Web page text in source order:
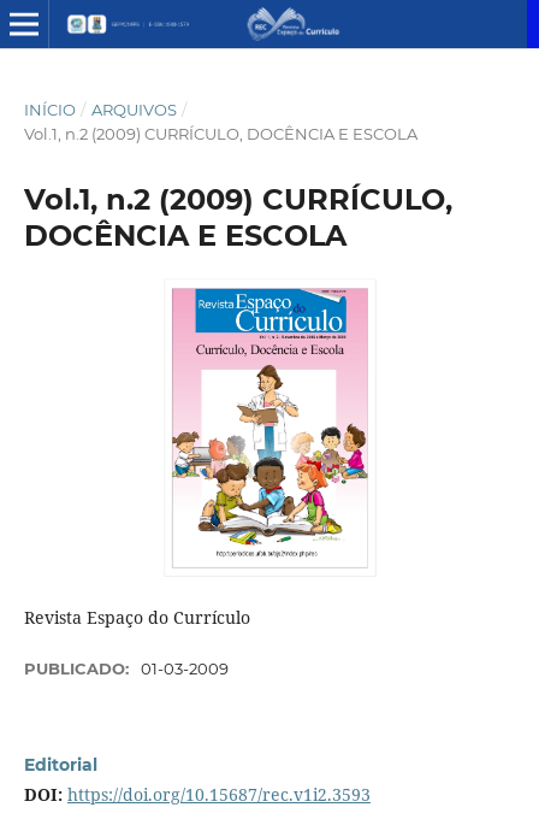
INÍCIO / ARQUIVOS /
Vol.1, n.2 (2009) CURRÍCULO, DOCÊNCIA E ESCOLA
Vol.1, n.2 (2009) CURRÍCULO,
DOCÊNCIA E ESCOLA
Revista Espaço do Currículo
PUBLICADO: 01-03-2009
Editorial
DOI: https://doi.org/10.15687/rec.v1i2.3593